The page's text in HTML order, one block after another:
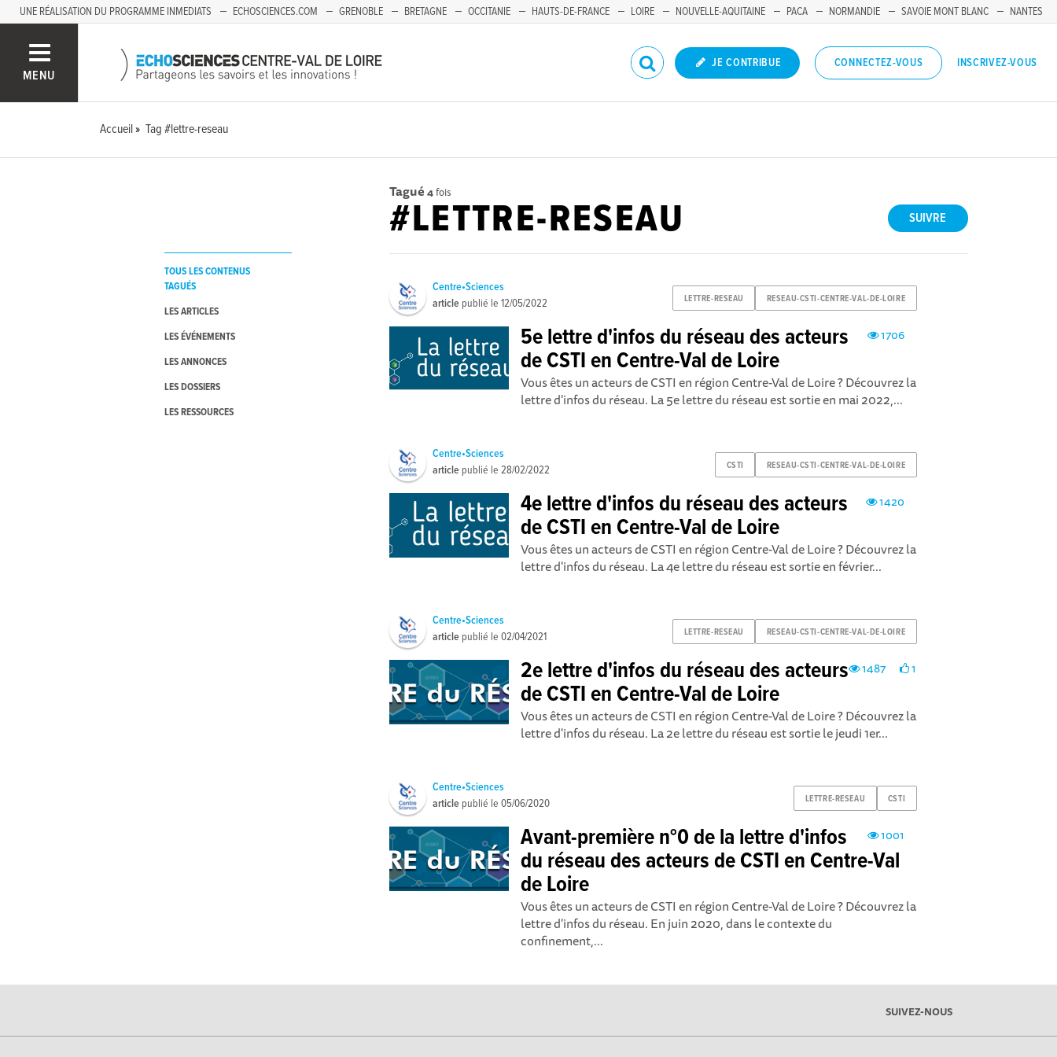
UNE RÉALISATION DU PROGRAMME INMEDIATS ECHOSCIENCES.COM GRENOBLE BRETAGNE OCCITANIE HAUTS-DE-FRANCE LOIRE NOUVELLE-AQUITAINE PACA NORMANDIE SAVOIE MONT BLANC
NANTES
MENU
JE CONTRIBUE CONNECTEZ-VOUS INSCRIVEZ-VOUS
Accueil Tag #lettre-reseau
TOUS LES CONTENUS
TAGUÉS
LES ARTICLES
LES ÉVÉNEMENTS
LES ANNONCES
LES DOSSIERS
LES RESSOURCES
Tagué 4fois
SUIVRE
#LETTRE-RESEAU
LETTRE-RESEAU RESEAU-CSTI-CENTRE-VAL-DE-LOIRE
Centre•Sciences
article publié le12/05/2022
1706
5e lettre d'infos du réseau des acteurs
de CSTI en Centre-Val de Loire
Vous êtes un acteurs de CSTI en région Centre-Val de Loire ? Découvrez la
lettre d'infos du réseau. La 5e lettre du réseau est sortie en mai 2022,...
CSTI RESEAU-CSTI-CENTRE-VAL-DE-LOIRE
Centre•Sciences
article publié le28/02/2022
1420
4e lettre d'infos du réseau des acteurs
de CSTI en Centre-Val de Loire
Vous êtes un acteurs de CSTI en région Centre-Val de Loire ? Découvrez la
lettre d'infos du réseau. La 4e lettre du réseau est sortie en février...
LETTRE-RESEAU RESEAU-CSTI-CENTRE-VAL-DE-LOIRE
Centre•Sciences
article publié le02/04/2021
1487 1
2e lettre d'infos du réseau des acteurs
de CSTI en Centre-Val de Loire
Vous êtes un acteurs de CSTI en région Centre-Val de Loire ? Découvrez la
lettre d'infos du réseau. La 2e lettre du réseau est sortie le jeudi 1er...
LETTRE-RESEAU CSTI
Centre•Sciences
article publié le05/06/2020
1001
Avant-première n°0 de la lettre d'infos
du réseau des acteurs de CSTI en Centre-Val
de Loire
Vous êtes un acteurs de CSTI en région Centre-Val de Loire ? Découvrez la
lettre d'infos du réseau. En juin 2020, dans le contexte du
confinement,...
SUIVEZ-NOUS